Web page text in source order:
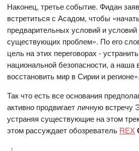
Наконец, третье событие. Фидан
встретиться с Асадом, чтобы
предварительных условий и
существующих проблем». По его
цель на этих переговорах -
национальной безопасности, а наша
восстановить мир в Сирии и регионе».
Так что есть все основания
активно продвигает личную встречу
устраняя существующие на этом
этом рассуждает обозреватель REX